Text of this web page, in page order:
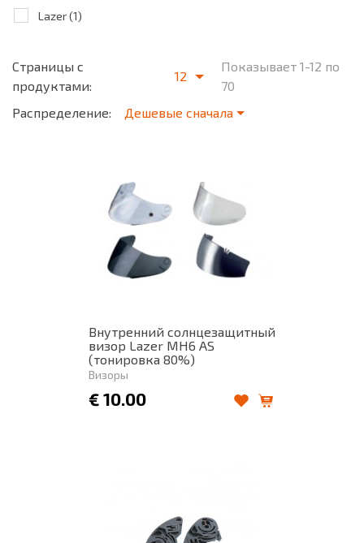
Lazer(1)
Страницы с
продуктами:
12
Показывает 1-12 по
70
Распределение:
Дешевые сначала
Внутренний солнцезащитный
визор Lazer MH6 AS
(тонировка 80%)
Визоры
€ 10.00